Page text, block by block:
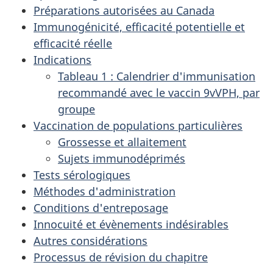
Préparations autorisées au Canada
Immunogénicité, efficacité potentielle et
efficacité réelle
Indications
Tableau 1 : Calendrier d'immunisation
recommandé avec le vaccin 9vVPH, par
groupe
Vaccination de populations particulières
Grossesse et allaitement
Sujets immunodéprimés
Tests sérologiques
Méthodes d'administration
Conditions d'entreposage
Innocuité et évènements indésirables
Autres considérations
Processus de révision du chapitre